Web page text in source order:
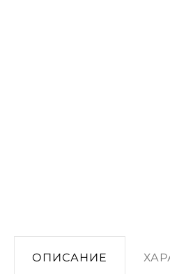
ОПИСАНИЕ